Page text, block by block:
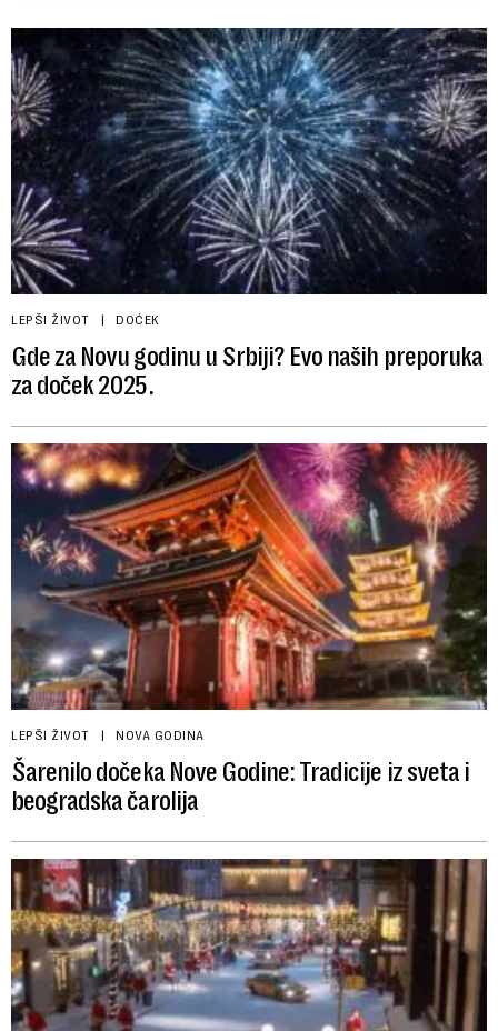
LEPŠI ŽIVOT DOĆEK
Gde za Novu godinu u Srbiji? Evo naših preporuka
za doček 2025.
LEPŠI ŽIVOT NOVA GODINA
Šarenilo dočeka Nove Godine: Tradicije iz sveta i
beogradska čarolija